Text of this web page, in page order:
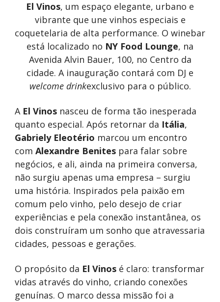
El Vinos, um espaço elegante, urbano e
vibrante que une vinhos especiais e
coquetelaria de alta performance. O winebar
está localizado no NY Food Lounge, na
Avenida Alvin Bauer, 100, no Centro da
cidade. A inauguração contará com DJ e
welcome drinkexclusivo para o público.
A El Vinos nasceu de forma tão inesperada
quanto especial. Após retornar da Itália,
Gabriely Eleotério marcou um encontro
com Alexandre Benites para falar sobre
negócios, e ali, ainda na primeira conversa,
não surgiu apenas uma empresa – surgiu
uma história. Inspirados pela paixão em
comum pelo vinho, pelo desejo de criar
experiências e pela conexão instantânea, os
dois construíram um sonho que atravessaria
cidades, pessoas e gerações.
O propósito da El Vinos é claro: transformar
vidas através do vinho, criando conexões
genuínas. O marco dessa missão foi a